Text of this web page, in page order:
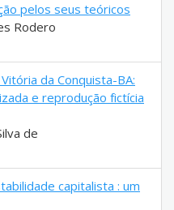
pelos seus teóricos
Rodero
da Conquista-BA:
e reprodução fictícia
de
capitalista : um